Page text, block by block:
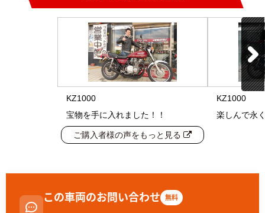
KZ1000
宝物を手に入れました！！
KZ1000
楽しんで永
ご購入者様の声をもっと見る
この車両のお問い合わせ 無料